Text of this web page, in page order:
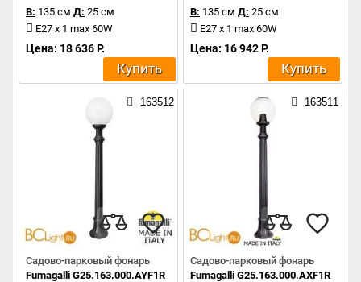
В: 135 см Д: 25 см
E27 x 1 max 60W
Цена: 18 636 Р.
Купить
В: 135 см Д: 25 см
E27 x 1 max 60W
Цена: 16 942 Р.
Купить
163512
Садово-парковый фонарь
Fumagalli G25.163.000.AYF1R
163511
Садово-парковый фонарь
Fumagalli G25.163.000.AXF1R